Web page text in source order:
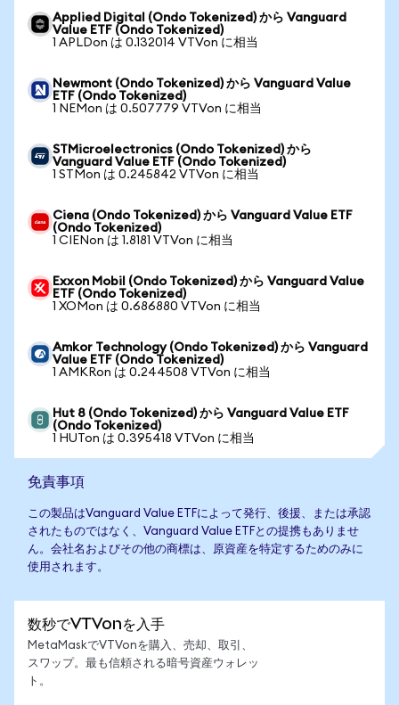
Applied Digital (Ondo Tokenized) から Vanguard
Value ETF (Ondo Tokenized)
1 APLDon は 0.132014 VTVon に相当
Newmont (Ondo Tokenized) から Vanguard Value
ETF (Ondo Tokenized)
1 NEMon は 0.507779 VTVon に相当
STMicroelectronics (Ondo Tokenized) から
Vanguard Value ETF (Ondo Tokenized)
1 STMon は 0.245842 VTVon に相当
Ciena (Ondo Tokenized) から Vanguard Value ETF
(Ondo Tokenized)
1 CIENon は 1.8181 VTVon に相当
Exxon Mobil (Ondo Tokenized) から Vanguard Value
ETF (Ondo Tokenized)
1 XOMon は 0.686880 VTVon に相当
Amkor Technology (Ondo Tokenized) から Vanguard
Value ETF (Ondo Tokenized)
1 AMKRon は 0.244508 VTVon に相当
Hut 8 (Ondo Tokenized) から Vanguard Value ETF
(Ondo Tokenized)
1 HUTon は 0.395418 VTVon に相当
免責事項
この製品はVanguard Value ETFによって発行、後援、または承認
されたものではなく、Vanguard Value ETFとの提携もありませ
ん。会社名およびその他の商標は、原資産を特定するためのみに
使用されます。
数秒でVTVonを入手
MetaMaskでVTVonを購入、売却、取引、
スワップ。最も信頼される暗号資産ウォレッ
ト。